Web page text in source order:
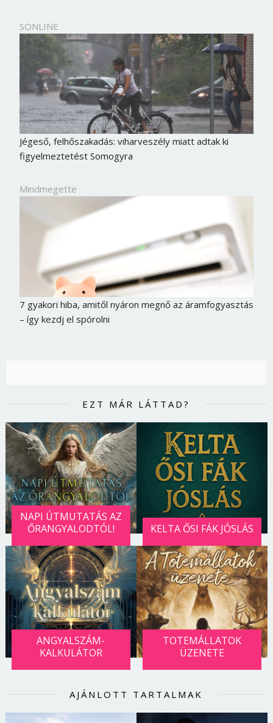
SONLINE
Jégeső, felhőszakadás: viharveszély miatt adtak ki
figyelmeztetést Somogyra
Mindmegette
7 gyakori hiba, amitől nyáron megnő az áramfogyasztás
– így kezdj el spórolni
EZT MÁR LÁTTAD?
NAPI ÚTMUTATÁS AZ
ŐRANGYALODTÓL!
KELTA ŐSI FÁK JÓSLÁS
ANGYALSZÁM-
KALKULÁTOR
TOTEMÁLLATOK
ÜZENETE
AJÁNLOTT TARTALMAK
Borsonline bejelentkezés
E-mail cím vagy felhasználónév